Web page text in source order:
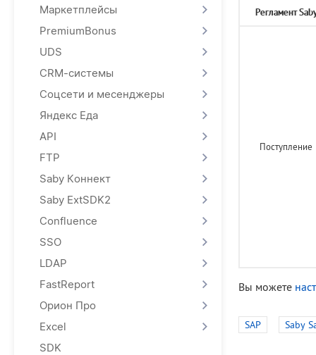
Маркетплейсы
PremiumBonus
UDS
CRM-системы
Соцсети и месенджеры
Яндекс Еда
API
FTP
Saby Коннект
Saby ExtSDK2
Confluence
SSO
LDAP
FastReport
Орион Про
Excel
SDK
Регламент
Поступление
Вы можете
SAP Saby